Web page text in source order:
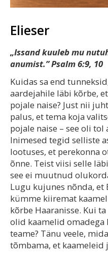
Elieser
„Issand kuuleb mu
anumist.” Psalm 6:9, 10
Kuidas sa end
aardejahile läbi kõrbe,
pojale naise? Just nii
palus, et tema koja
pojale naise – see oli
Inimesed tegid selliste
lootuses, et perekonna
õnne. Teist viisi selle
see ei muutnud
Lugu kujunes nõnda, et
kümme kiiremat
kõrbe Haaranisse. Kui
olid kaamelid omadega
teame? Tänu veele,
tõmbama, et kaameleid